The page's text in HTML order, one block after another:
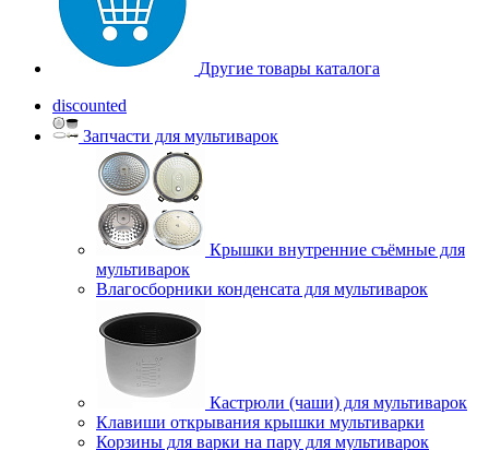
Другие товары каталога
discounted
Запчасти для мультиварок
Крышки внутренние съёмные для
мультиварок
Влагосборники конденсата для мультиварок
Кастрюли (чаши) для мультиварок
Клавиши открывания крышки мультиварки
Корзины для варки на пару для мультиварок